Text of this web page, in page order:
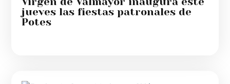
jueves las fiestas patronales de
Potes